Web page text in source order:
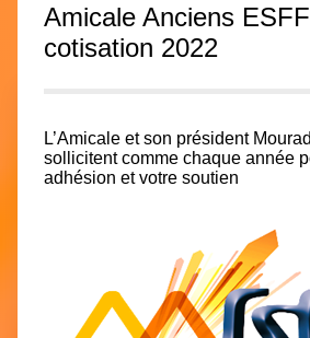
Amicale Anciens
cotisation 2022
L’Amicale et son président
sollicitent comme chaque année
adhésion et votre soutien